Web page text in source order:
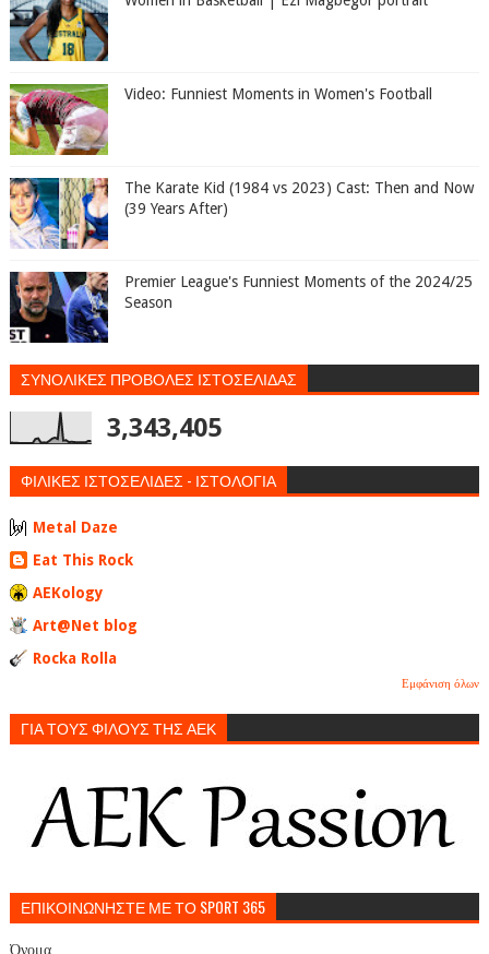
Video: Funniest Moments in Women's Football
The Karate Kid (1984 vs 2023) Cast: Then and Now
(39 Years After)
Premier League's Funniest Moments of the 2024/25
Season
ΣΥΝΟΛΙΚΕΣ ΠΡΟΒΟΛΕΣ ΙΣΤΟΣΕΛΙΔΑΣ
3,343,405
ΦΙΛΙΚΕΣ ΙΣΤΟΣΕΛΙΔΕΣ - ΙΣΤΟΛΟΓΙΑ
Metal Daze
Eat This Rock
AEKology
Art@Net blog
Rocka Rolla
Εμφάνιση όλων
ΓΙΑ ΤΟΥΣ ΦΙΛΟΥΣ ΤΗΣ ΑΕΚ
ΕΠΙΚΟΙΝΩΝΗΣΤΕ ΜΕ ΤΟ SPORT 365
Όνομα